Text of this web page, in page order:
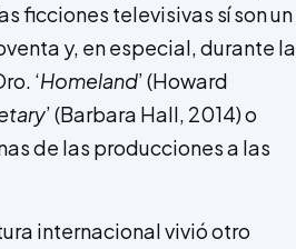
ficciones televisivas sí son un
y, en especial, durante la
‘Homeland’ (Howard
’ (Barbara Hall, 2014) o
de las producciones a las
internacional vivió otro